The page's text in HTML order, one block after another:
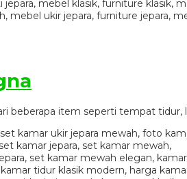
beberapa item seperti tempat tidur,